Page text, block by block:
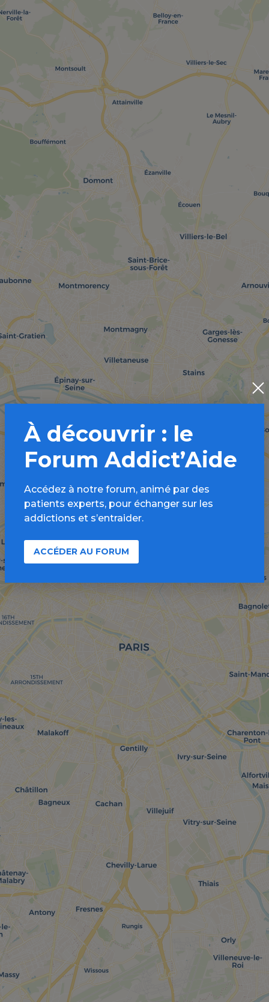
À découvrir : le
Forum Addict’Aide
Accédez à notre forum, animé par des
patients experts, pour échanger sur les
addictions et s’entraider.
ACCÉDER AU FORUM